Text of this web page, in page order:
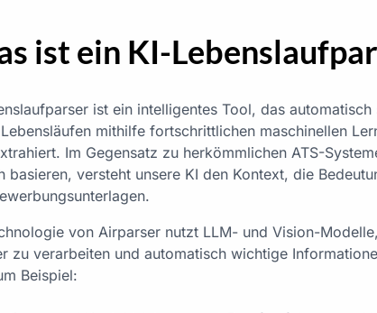
ist ein KI-
ist ein intelligentes Tool, das
mithilfe fortschrittlichen maschinellen
Im Gegensatz zu herkömmlichen ATS-
basieren, versteht unsere KI den Kontext, die
von Airparser nutzt LLM- und Vision-
zu verarbeiten und automatisch wichtige
Beispiel: